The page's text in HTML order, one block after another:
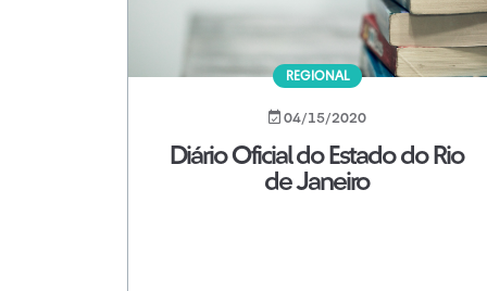
REGIONAL
04/15/2020
Diário Oficial do Estado do Rio
de Janeiro